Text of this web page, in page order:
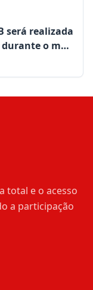
será realizada
o mês
total e o acesso
a participação